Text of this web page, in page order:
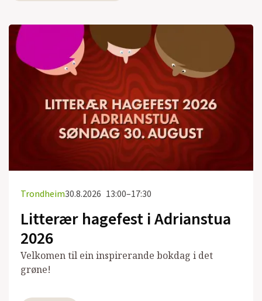
Trondheim30.8.2026 13:00–17:30
Litterær hagefest i Adrianstua
2026
Velkomen til ein inspirerande bokdag i det
grøne!